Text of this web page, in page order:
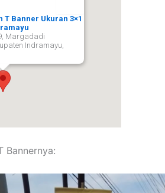
T Banner Ukuran 3×1
Margadadi
Indramayu,
Bannernya: